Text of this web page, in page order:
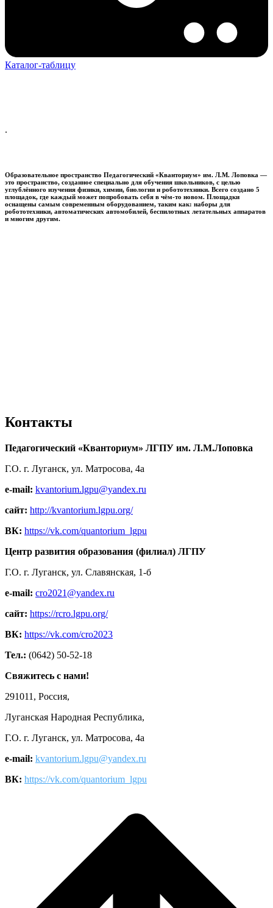
Каталог-таблицу
.
Образовательное пространство Педагогический «Кванториум» им. Л.М. Лоповка —
это пространство, созданное специально для обучения школьников, с целью
углублённого изучения физики, химии, биологии и робототехники. Всего создано 5
площадок, где каждый может попробовать себя в чём-то новом. Площадки
оснащены самым современным оборудованием, таким как: наборы для
робототехники, автоматических автомобилей, беспилотных летательных аппаратов
и многим другим.
Контакты
Педагогический «Кванториум» ЛГПУ им. Л.М.Лоповка
Г.О. г. Луганск, ул. Матросова, 4а
e-mail: kvantorium.lgpu@yandex.ru
сайт: http://kvantorium.lgpu.org/
ВК: https://vk.com/quantorium_lgpu
Центр развития образования (филиал) ЛГПУ
Г.О. г. Луганск, ул. Славянская, 1-б
e-mail: cro2021@yandex.ru
сайт: https://rcro.lgpu.org/
ВК: https://vk.com/cro2023
Тел.: (0642) 50-52-18
Свяжитесь с нами!
291011, Россия,
Луганская Народная Республика,
Г.О. г. Луганск, ул. Матросова, 4а
e-mail: kvantorium.lgpu@yandex.ru
ВК: https://vk.com/quantorium_lgpu